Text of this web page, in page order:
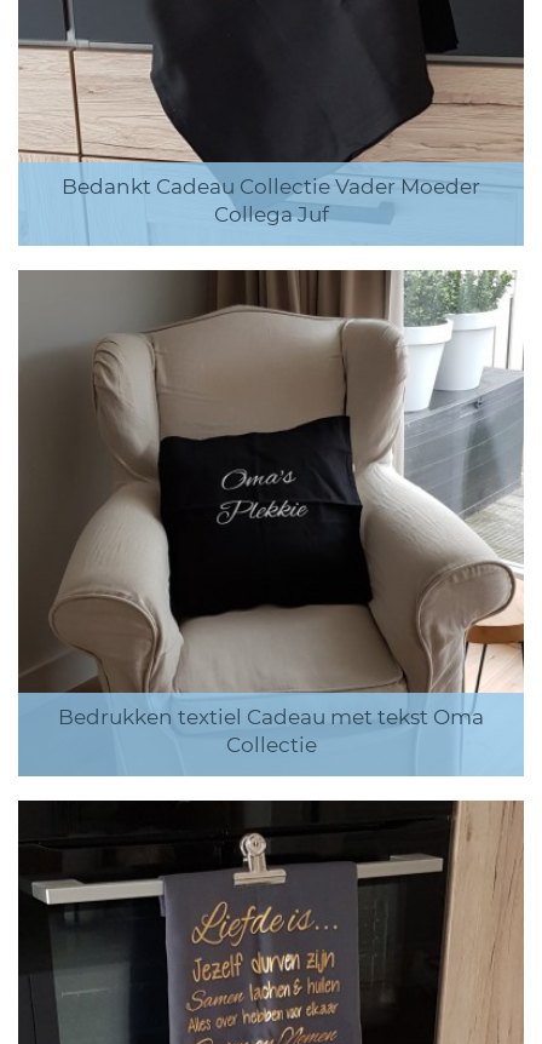
Bedankt Cadeau Collectie Vader Moeder
Collega Juf
Bedrukken textiel Cadeau met tekst Oma
Collectie